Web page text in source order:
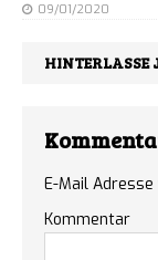
09/01/2020
HINTERLASSE
E-Mail
Kommentar